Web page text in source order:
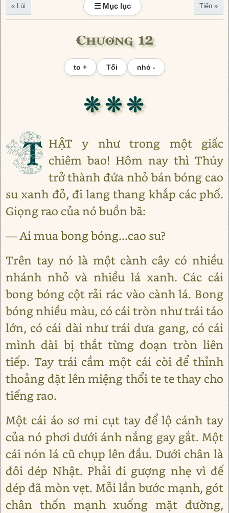
« Lùi ☰ Mục lục Tiến »
Chương 12
to + Tối nhỏ -
❊ ❊ ❊
T HẬT y như trong một giấc
chiêm bao! Hôm nay thì Thúy
trở thành đứa nhỏ bán bóng cao
su xanh đỏ, đi lang thang khắp các phố.
Giọng rao của nó buồn bã:
— Ai mua bong bóng...cao su?
Trên tay nó là một cành cây có nhiều
nhánh nhỏ và nhiều lá xanh. Các cái
bong bóng cột rải rác vào cành lá. Bong
bóng nhiều màu, có cái tròn như trái táo
lớn, có cái dài như trái dưa gang, có cái
mình dài bị thắt từng đoạn tròn liên
tiếp. Tay trái cầm một cái còi để thỉnh
thoảng đặt lên miệng thổi te te thay cho
tiếng rao.
Một cái áo sơ mi cụt tay để lộ cánh tay
của nó phơi dưới ánh nắng gay gắt. Một
cái nón lá cũ chụp lên đầu. Dưới chân là
đôi dép Nhật. Phải đi gượng nhẹ vì đế
dép đã mòn vẹt. Mỗi lần bước mạnh, gót
chân thốn mạnh xuống mặt đường,